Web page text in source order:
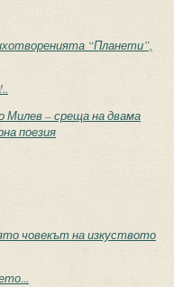
“Планети”,
Милев – среща на двама
поезия
човекът на изкуството